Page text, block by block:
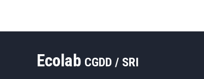
Ecolab CGDD / SRI